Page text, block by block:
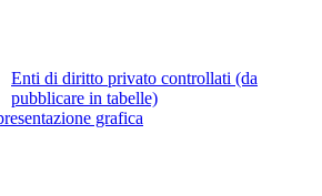
Enti di diritto privato controllati (da
pubblicare in tabelle)
grafica